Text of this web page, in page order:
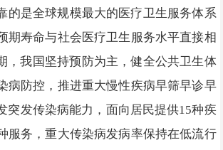
的是全球规模最大的医疗卫生服务体系
期寿命与社会医疗卫生服务水平直接相
，我国坚持预防为主，健全公共卫生体
病防控，推进重大慢性疾病早筛早诊早
突发传染病能力，面向居民提供15种疾
服务，重大传染病发病率保持在低流行